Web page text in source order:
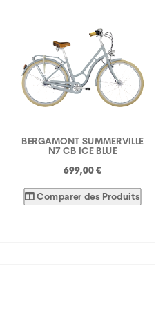
BERGAMONT SUMMERVILLE
N7 CB ICE BLUE
699,00 €
Comparer des Produits